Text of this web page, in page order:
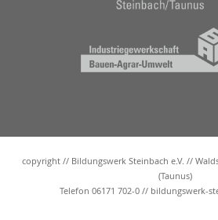
copyright // Bildungswerk Steinbach e.V. //
(Taunus)
Telefon 06171 702-0 // bildungswerk-